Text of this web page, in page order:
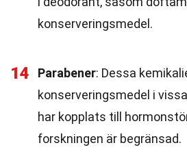
konserveringsmedel.
14 Parabener: Dessa
konserveringsmedel i
har kopplats till
forskningen är begränsad.